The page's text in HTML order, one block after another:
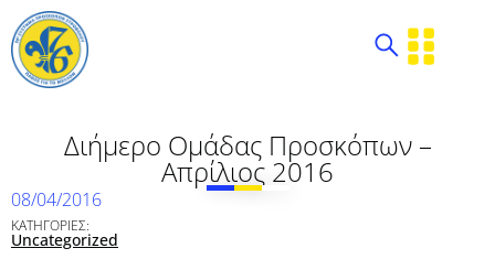
Διήμερο Ομάδας Προσκόπων –
Απρίλιος 2016
08/04/2016
ΚΑΤΗΓΟΡΙΕΣ:
Uncategorized